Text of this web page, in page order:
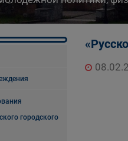
городского